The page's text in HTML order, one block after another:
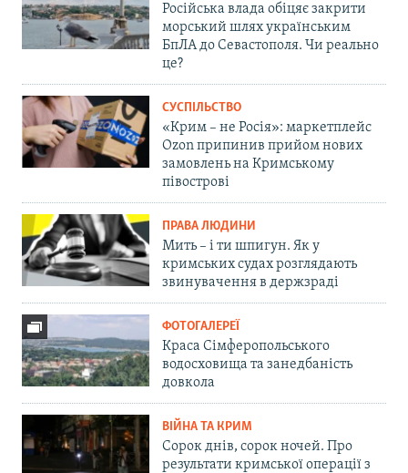
Російська влада обіцяє закрити
морський шлях українським
БпЛА до Севастополя. Чи реально
це?
СУСПІЛЬСТВО
«Крим – не Росія»: маркетплейс
Ozon припинив прийом нових
замовлень на Кримському
півострові
ПРАВА ЛЮДИНИ
Мить – і ти шпигун. Як у
кримських судах розглядають
звинувачення в держзраді
ФОТОГАЛЕРЕЇ
Краса Сімферопольського
водосховища та занедбаність
довкола
ВІЙНА ТА КРИМ
Сорок днів, сорок ночей. Про
результати кримської операції з